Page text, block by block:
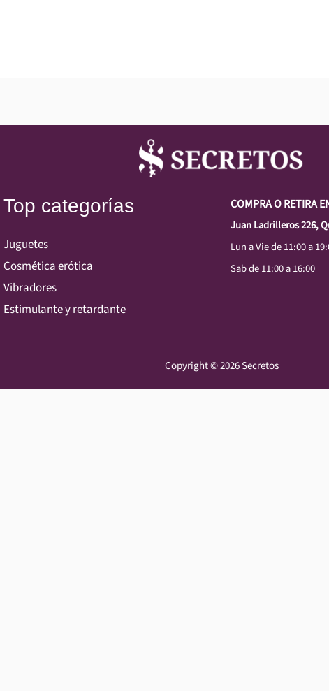
Top categorías
Juguetes
Cosmética erótica
Vibradores
Estimulante y retardante
COMPRA O RETIRA
Juan Ladrilleros 226,
Lun a Vie de 11:00 a
Sab de 11:00 a 16:00
Copyright © 2026 Secretos